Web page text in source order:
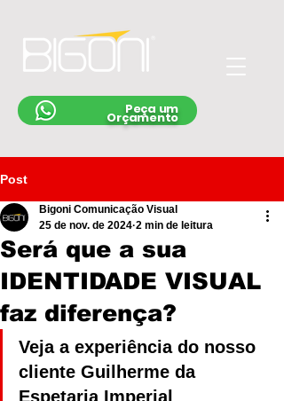
Peça um
Orçamento
Post
Será que a sua
IDENTIDADE VISUAL
faz diferença?
Bigoni Comunicação Visual
25 de nov. de 2024 2 min de leitura
Veja a experiência do nosso
cliente Guilherme da
Espetaria Imperial